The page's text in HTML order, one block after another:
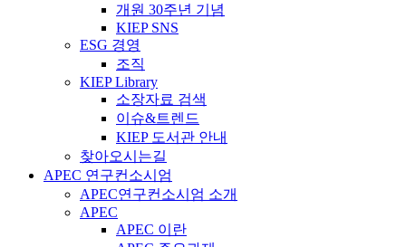
개원 30주년 기념
KIEP SNS
ESG 경영
조직
KIEP Library
소장자료 검색
이슈&트렌드
KIEP 도서관 안내
찾아오시는길
APEC 연구컨소시엄
APEC연구컨소시엄 소개
APEC
APEC 이란